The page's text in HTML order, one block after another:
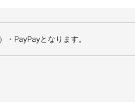
PayPayとなります。